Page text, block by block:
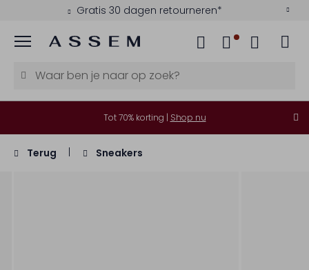
Gratis 30 dagen retourneren*
Menu
Tot 70% korting | Shop nu
Terug Sneakers